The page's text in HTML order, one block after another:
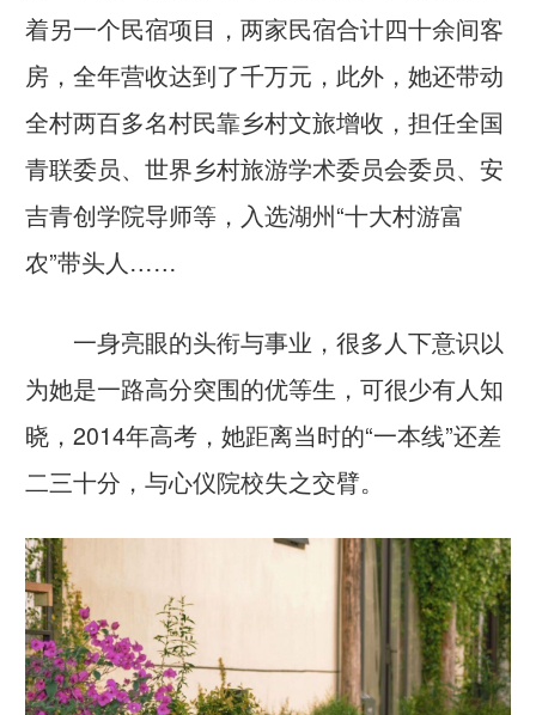
着另一个民宿项目，两家民宿合计四十余间客
房，全年营收达到了千万元，此外，她还带动
全村两百多名村民靠乡村文旅增收，担任全国
青联委员、世界乡村旅游学术委员会委员、安
吉青创学院导师等，入选湖州“十大村游富
农”带头人……
一身亮眼的头衔与事业，很多人下意识以
为她是一路高分突围的优等生，可很少有人知
晓，2014年高考，她距离当时的“一本线”还差
二三十分，与心仪院校失之交臂。